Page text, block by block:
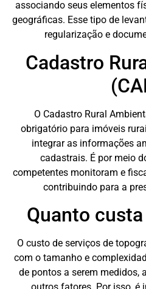
associando seus elementos
geográficas. Esse tipo de
regularização e
Cadastro
O Cadastro Rural
obrigatório para imóveis
integrar as informações
cadastrais. É por meio
competentes monitoram e
contribuindo para a
Quanto
O custo de serviços de
com o tamanho e
de pontos a serem medidos,